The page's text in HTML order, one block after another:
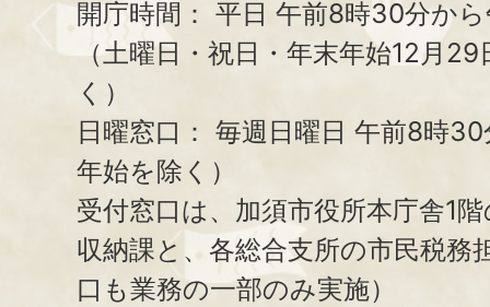
開庁時間： 平日 午前8時30分か
（土曜日・祝日・年末年始12月
く）
日曜窓口： 毎週日曜日 午前8時
年始を除く）
受付窓口は、加須市役所本庁舎1
収納課と、 各総合支所の市民税務
口も業務の一部のみ実施）